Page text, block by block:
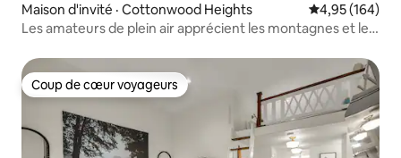
Maison d'invité · Cottonwood Heights Note
4,95 (164)
Les amateurs de plein air apprécient les montagnes et les
Coup de cœur voyageurs
Coup de cœur voyageurs